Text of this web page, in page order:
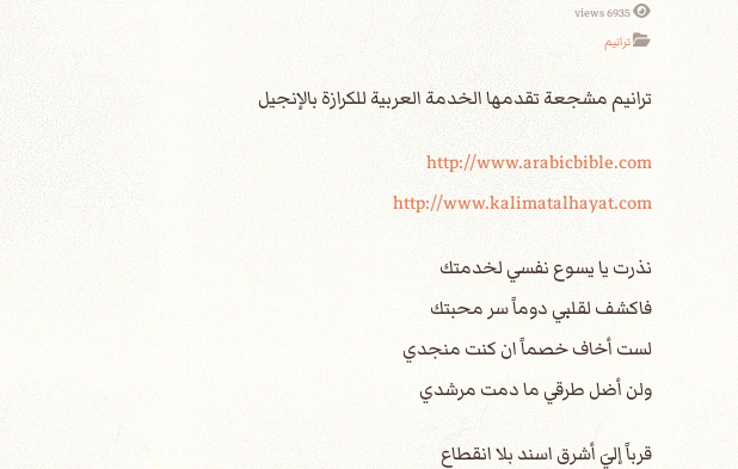
6935 views
ترانيم
http://www.arabicbible.com
http://www.kalimatalhayat.com
نذرت يا يسوع نفسي لخدمتك
فاكشف لقلبي دوماً سر محبتك
لست أخاف خصماً ان كنت منجدي
ولن أضل طرقي ما دمت مرشدي
قرباً إليَ أشرق اسند بلا انقطاع